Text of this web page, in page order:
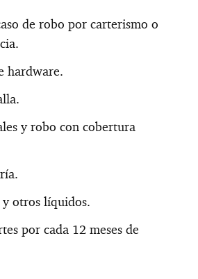
de robo por carterismo o
hardware.
y robo con cobertura
y otros líquidos.
por cada 12 meses de